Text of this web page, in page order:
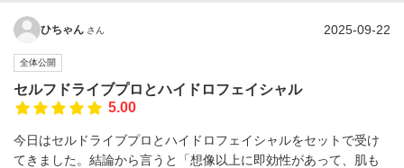
ひちゃん さん 2025-09-22
全体公開
セルフドライブプロとハイドロフェイシャル
5.00
今日はセルドライブプロとハイドロフェイシャルをセットで受け
てきました。結論から言うと「想像以上に即効性があって、肌も